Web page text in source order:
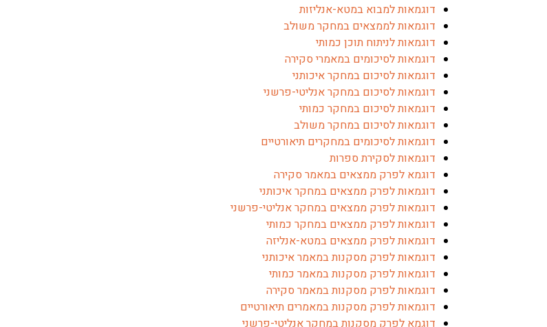
דוגמאות למבוא במטא-אנליזות
דוגמאות לממצאים במחקר משולב
דוגמאות לניתוח תוכן כמותי
דוגמאות לסיכומים במאמרי סקירה
דוגמאות לסיכום במחקר איכותני
דוגמאות לסיכום במחקר אנליטי-פרשני
דוגמאות לסיכום במחקר כמותי
דוגמאות לסיכום במחקר משולב
דוגמאות לסיכומים במחקרים תיאורטיים
דוגמאות לסקירת ספרות
דוגמא לפרק ממצאים במאמר סקירה
דוגמאות לפרק ממצאים במחקר איכותני
דוגמאות לפרק ממצאים במחקר אנליטי-פרשני
דוגמאות לפרק ממצאים במחקר כמותי
דוגמאות לפרק ממצאים במטא-אנליזה
דוגמאות לפרק מסקנות במאמר איכותני
דוגמאות לפרק מסקנות במאמר כמותי
דוגמאות לפרק מסקנות במאמר סקירה
דוגמאות לפרק מסקנות במאמרים תיאורטיים
דוגמא לפרק מסקנות במחקר אנליטי-פרשני